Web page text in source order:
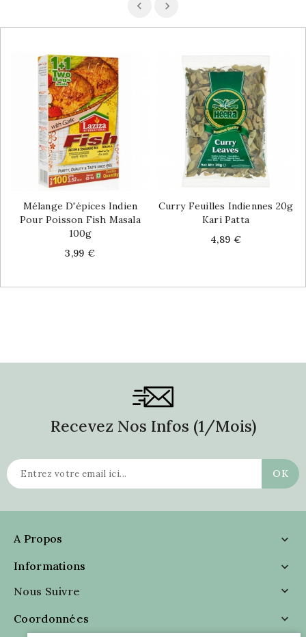
Mélange D'épices Indien
Pour Poisson Fish Masala
100g
Price
3,99 €
Curry Feuilles Indiennes 20g
Kari Patta
Price
4,89 €
Recevez Nos Infos (1/mois)
A Propos

Informations

Nous Suivre

Coordonnées
